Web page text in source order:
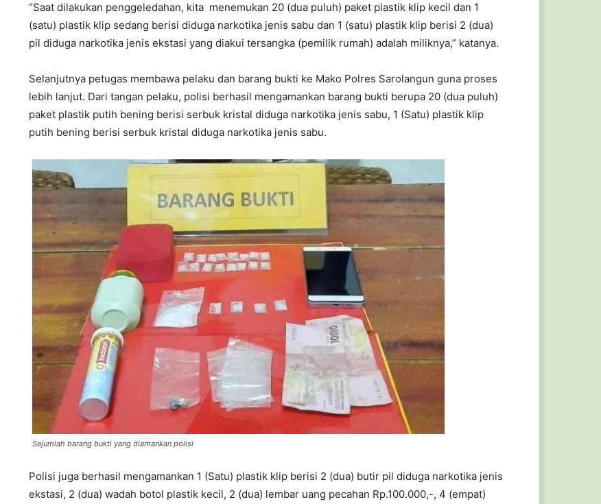
“Saat dilakukan penggeledahan, kita menemukan 20 (dua puluh) paket plastik klip kecil dan 1
(satu) plastik klip sedang berisi diduga narkotika jenis sabu dan 1 (satu) plastik klip berisi 2 (dua)
pil diduga narkotika jenis ekstasi yang diakui tersangka (pemilik rumah) adalah miliknya,” katanya.
Selanjutnya petugas membawa pelaku dan barang bukti ke Mako Polres Sarolangun guna proses
lebih lanjut. Dari tangan pelaku, polisi berhasil mengamankan barang bukti berupa 20 (dua puluh)
paket plastik putih bening berisi serbuk kristal diduga narkotika jenis sabu, 1 (Satu) plastik klip
putih bening berisi serbuk kristal diduga narkotika jenis sabu.
Sejumlah barang bukti yang diamankan polisi
Polisi juga berhasil mengamankan 1 (Satu) plastik klip berisi 2 (dua) butir pil diduga narkotika jenis
ekstasi, 2 (dua) wadah botol plastik kecil, 2 (dua) lembar uang pecahan Rp.100.000,-, 4 (empat)